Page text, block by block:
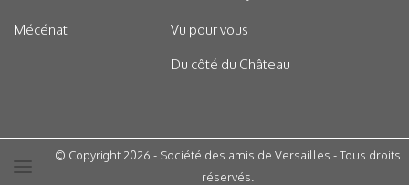
Mécénat
Vu pour vous
Du côté du Château
© Copyright 2026 - Société des amis de Versailles - Tous droits
réservés.